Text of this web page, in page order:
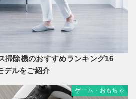
掃除機のおすすめランキング16
デルをご紹介
ゲーム・おもちゃ